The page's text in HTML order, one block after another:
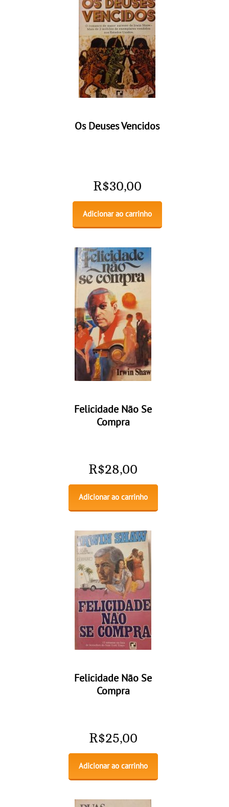
Os Deuses Vencidos
R$30,00
Adicionar ao carrinho
Felicidade Não Se
Compra
R$28,00
Adicionar ao carrinho
Felicidade Não Se
Compra
R$25,00
Adicionar ao carrinho